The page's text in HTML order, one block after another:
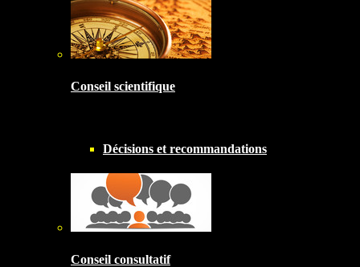
Conseil scientifique
Décisions et recommandations
Conseil consultatif